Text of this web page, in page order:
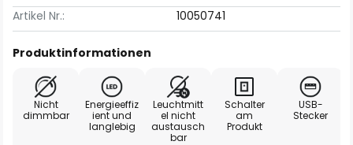
Artikel Nr.:
10050741
Produktinformationen
Nicht
dimmbar
Energieeffiz
ient und
langlebig
Leuchtmitt
el nicht
austausch
bar
Schalter
am
Produkt
USB-
Stecker